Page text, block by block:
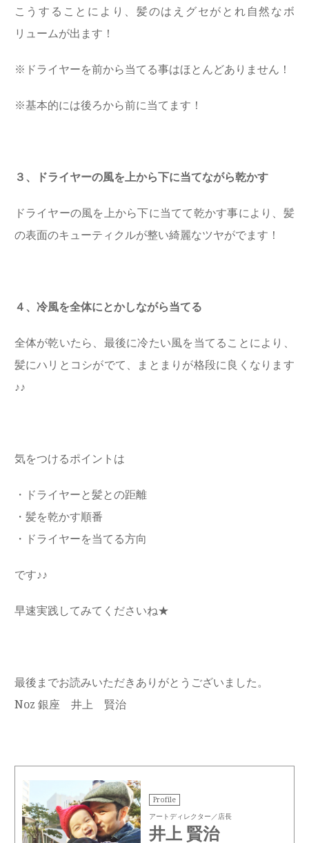
こうすることにより、髪のはえグセがとれ自然なボ
リュームが出ます！
※ドライヤーを前から当てる事はほとんどありません！
※基本的には後ろから前に当てます！
３、ドライヤーの風を上から下に当てながら乾かす
ドライヤーの風を上から下に当てて乾かす事により、髪
の表面のキューティクルが整い綺麗なツヤがでます！
４、冷風を全体にとかしながら当てる
全体が乾いたら、最後に冷たい風を当てることにより、
髪にハリとコシがでて、まとまりが格段に良くなります
♪♪
気をつけるポイントは
・ ドライヤーと髪との距離
・ 髪を乾かす順番
・ ドライヤーを当てる方向
です♪♪
早速実践してみてくださいね★
最後までお読みいただきありがとうございました。
Noz 銀座 井上 賢治
Profile
アートディレクター／店長
井上 賢治